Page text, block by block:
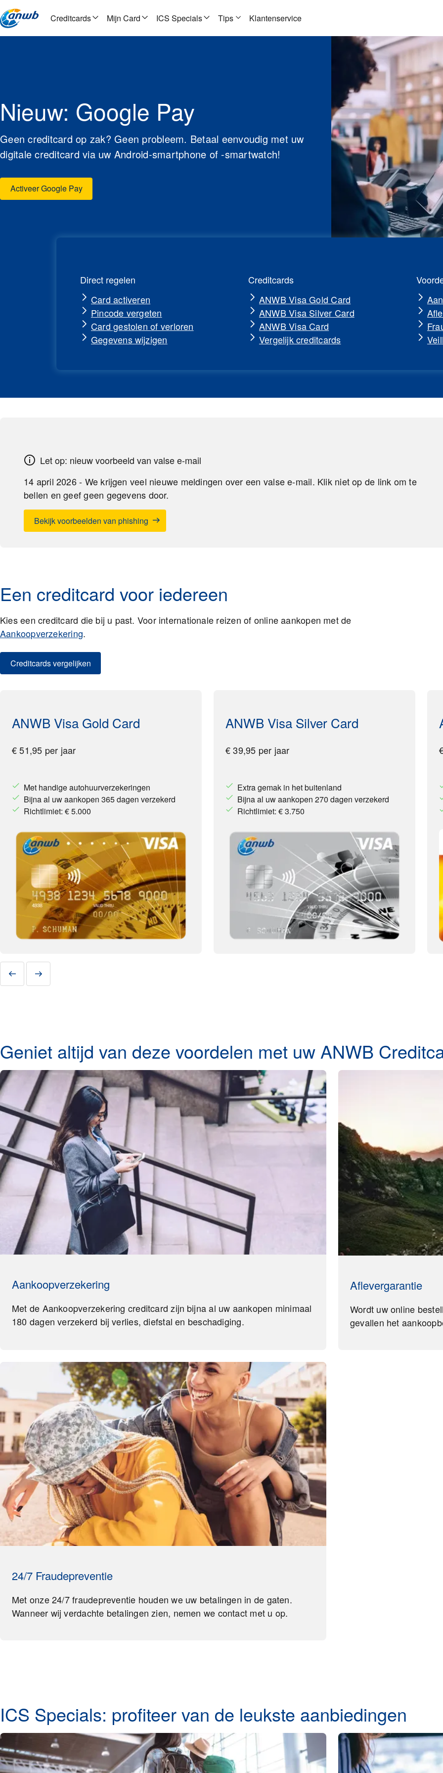
Creditcards Mijn Card ICS Specials Tips Klantenservice
Nieuw: Google Pay
Geen creditcard op zak? Geen probleem. Betaal eenvoudig met uw
digitale creditcard via uw Android-smartphone of -smartwatch!
Activeer Google Pay
Direct regelen
Card activeren
Pincode vergeten
Card gestolen of verloren
Gegevens wijzigen
Creditcards
ANWB Visa Gold Card
ANWB Visa Silver Card
ANWB Visa Card
Vergelijk creditcards
Let op: nieuw voorbeeld van valse e-mail
14 april 2026 - We krijgen veel nieuwe meldingen over een valse e-mail. Klik niet op de link om te
bellen en geef geen gegevens door.
Bekijk voorbeelden van phishing
Een creditcard voor iedereen
Kies een creditcard die bij u past. Voor internationale reizen of online aankopen met de
Aankoopverzekering.
Creditcards vergelijken
ANWB Visa Gold Card
€ 51,95 per jaar
Met handige autohuurverzekeringen
Bijna al uw aankopen 365 dagen verzekerd
Richtlimiet: € 5.000
ANWB Visa Silver Card
€ 39,95 per jaar
Extra gemak in het buitenland
Bijna al uw aankopen 270 dagen verzekerd
Richtlimiet: € 3.750
Geniet altijd van deze voordelen met uw ANWB
Aankoopverzekering
Met de Aankoopverzekering creditcard zijn bijna al uw aankopen minimaal
180 dagen verzekerd bij verlies, diefstal en beschadiging.
Aflevergarantie
Wordt uw online
gevallen het
24/7 Fraudepreventie
Met onze 24/7 fraudepreventie houden we uw betalingen in de gaten.
Wanneer wij verdachte betalingen zien, nemen we contact met u op.
ICS Specials: profiteer van de leukste aanbiedingen